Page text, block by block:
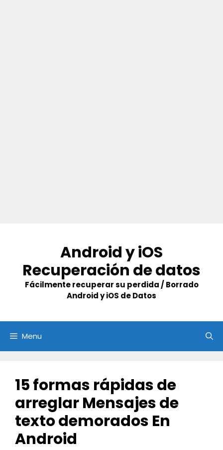
content
Android y iOS
Recuperación de datos
Fácilmente recuperar su perdida / Borrado
Android y iOS de Datos
Menu
15 formas rápidas de
arreglar Mensajes de
texto demorados En
Android